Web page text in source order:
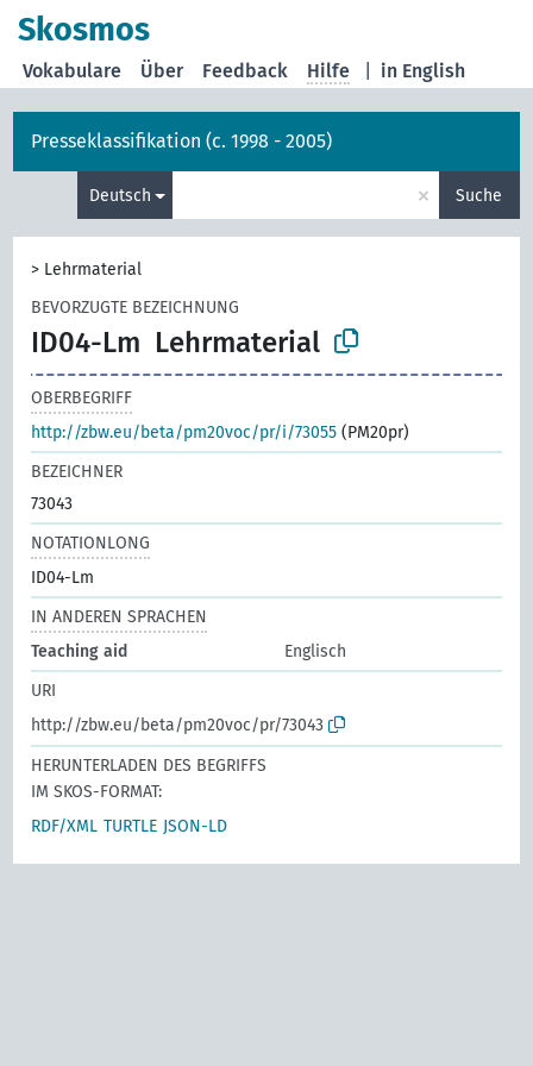
Skosmos
in English
Vokabulare Über Feedback Hilfe
Presseklassifikation (c. 1998 - 2005)
Deutsch × Suche
> Lehrmaterial
BEVORZUGTE BEZEICHNUNG
ID04-Lm Lehrmaterial
OBERBEGRIFF
http://zbw.eu/beta/pm20voc/pr/i/73055 (PM20pr)
BEZEICHNER
73043
NOTATIONLONG
ID04-Lm
IN ANDEREN SPRACHEN
Teaching aid
Englisch
URI
http://zbw.eu/beta/pm20voc/pr/73043
HERUNTERLADEN DES BEGRIFFS
IM SKOS-FORMAT:
RDF/XML TURTLE JSON-LD